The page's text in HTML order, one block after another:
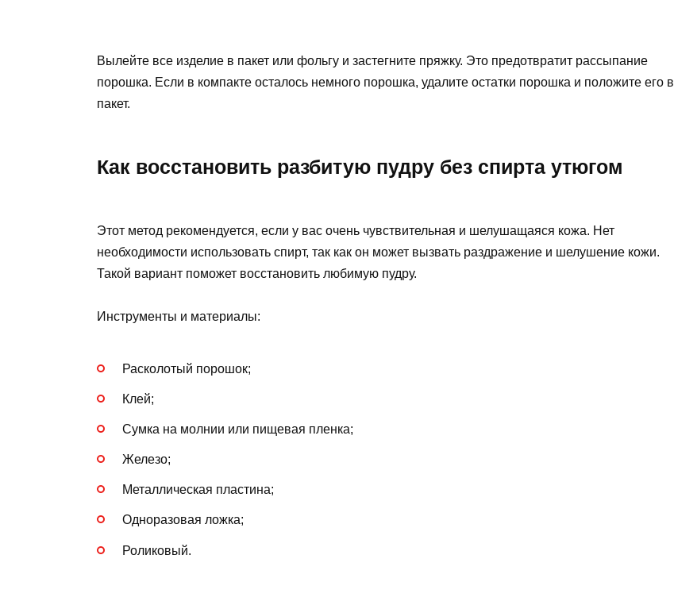
Вылейте все изделие в пакет или фольгу и застегните пряжку. Это предотвратит рассыпание
порошка. Если в компакте осталось немного порошка, удалите остатки порошка и положите его в
пакет.
Как восстановить разбитую пудру без спирта утюгом
Этот метод рекомендуется, если у вас очень чувствительная и шелушащаяся кожа. Нет
необходимости использовать спирт, так как он может вызвать раздражение и шелушение кожи.
Такой вариант поможет восстановить любимую пудру.
Инструменты и материалы:
Расколотый порошок;
Клей;
Сумка на молнии или пищевая пленка;
Железо;
Металлическая пластина;
Одноразовая ложка;
Роликовый.